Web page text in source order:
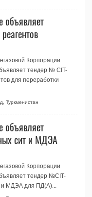
объявляет
Корпорации
тендер № CIT-
для переработки
Туркменистан
объявляет
сит и МДЭА
Корпорации
тендер №CIT-
и МДЭА для ПД(А)...